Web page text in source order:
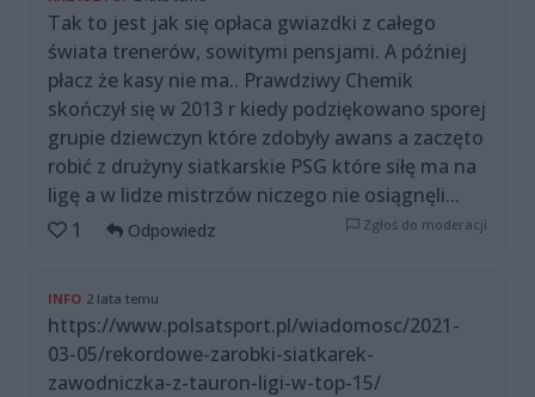
Tak to jest jak się opłaca gwiazdki z całego
świata trenerów, sowitymi pensjami. A później
płacz że kasy nie ma.. Prawdziwy Chemik
skończył się w 2013 r kiedy podziękowano sporej
grupie dziewczyn które zdobyły awans a zaczęto
robić z drużyny siatkarskie PSG które siłę ma na
ligę a w lidze mistrzów niczego nie osiągnęli...
1
Odpowiedz Zgłoś do moderacji
INFO 2 lata temu
https://www.polsatsport.pl/wiadomosc/2021-
03-05/rekordowe-zarobki-siatkarek-
zawodniczka-z-tauron-ligi-w-top-15/